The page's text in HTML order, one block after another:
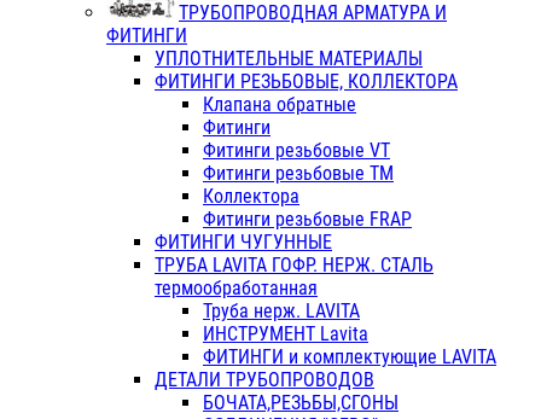
ТРУБОПРОВОДНАЯ АРМАТУРА И
ФИТИНГИ
УПЛОТНИТЕЛЬНЫЕ МАТЕРИАЛЫ
ФИТИНГИ РЕЗЬБОВЫЕ, КОЛЛЕКТОРА
Клапана обратные
Фитинги
Фитинги резьбовые VT
Фитинги резьбовые ТМ
Коллектора
Фитинги резьбовые FRAP
ФИТИНГИ ЧУГУННЫЕ
ТРУБА LAVITA ГОФР. НЕРЖ. СТАЛЬ
термообработанная
Труба нерж. LAVITA
ИНСТРУМЕНТ Lavita
ФИТИНГИ и комплектующие LAVITA
ДЕТАЛИ ТРУБОПРОВОДОВ
БОЧАТА,РЕЗЬБЫ,СГОНЫ